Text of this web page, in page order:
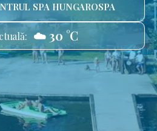
SPA HUNGAROSPA
☁️ 30 °C